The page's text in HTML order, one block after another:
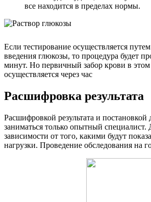
все находится в пределах нормы.
Если тестирование осуществляется
введения глюкозы, то процедура будет
минут. Но первичный забор крови в этом
осуществляется через час
Расшифровка результата
Расшифровкой результата и постановкой
заниматься только опытный специалист.
зависимости от того, какими будут
нагрузки. Проведение обследования на